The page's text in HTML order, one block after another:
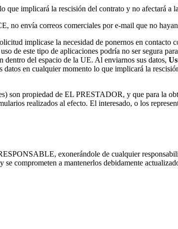
implicará la rescisión del contrato y no afectará a
envía correos comerciales por e-mail que no
implicase la necesidad de ponernos en contacto
de este tipo de aplicaciones podría no ser segura
dentro del espacio de la UE. Al enviarnos sus datos,
en cualquier momento lo que implicará la
son propiedad de EL PRESTADOR, y que para la
realizados al efecto. El interesado, o los
exonerándole de cualquier
comprometen a mantenerlos debidamente